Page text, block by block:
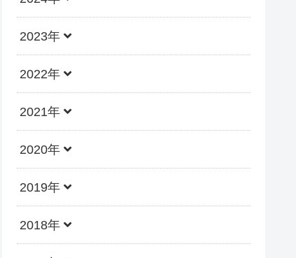
2023年
2022年
2021年
2020年
2019年
2018年